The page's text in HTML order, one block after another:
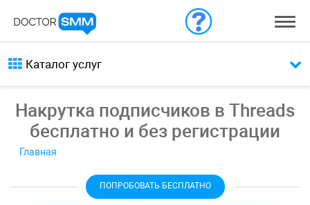
Каталог услуг
Накрутка подписчиков в Threads
бесплатно и без регистрации
Главная
ПОПРОБОВАТЬ БЕСПЛАТНО